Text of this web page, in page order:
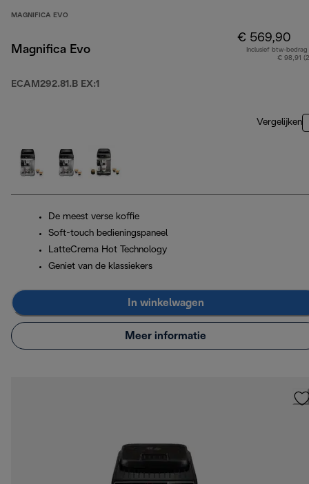
MAGNIFICA EVO
Magnifica Evo
ECAM292.81.B EX:1
€ 569,90
Inclusief btw-bedrag
€ 98,91
Vergelijken
De meest verse koffie
Soft-touch bedieningspaneel
LatteCrema Hot Technology
Geniet van de klassiekers
In winkelwagen
Meer informatie